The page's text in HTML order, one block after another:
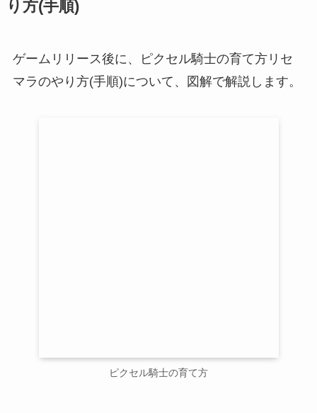
り方(手順)
ゲームリリース後に、ピクセル騎士の育て方リセ
マラのやり方(手順)について、図解で解説します。
ピクセル騎士の育て方